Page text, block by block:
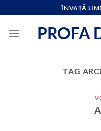
to
content
ÎNVAȚĂ
PROFA
TAG